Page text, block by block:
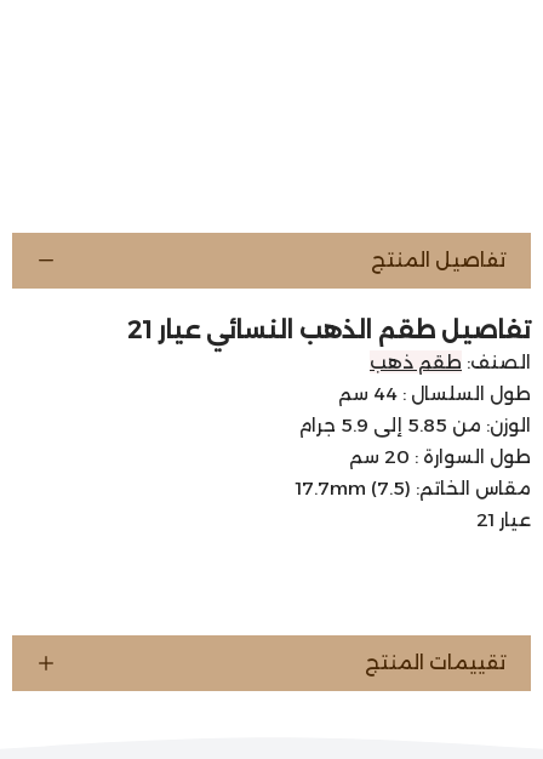
تفاصيل المنتج
تفاصيل طقم الذهب النسائي عيار 21
الصنف: طقم ذهب
طول السلسال : 44 سم
الوزن: من 5.85 إلى 5.9 جرام
طول السوارة : 20 سم
مقاس الخاتم: 17.7mm (7.5)
عيار 21
تقييمات المنتج